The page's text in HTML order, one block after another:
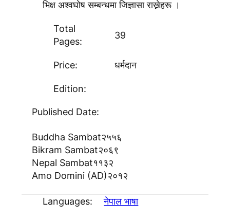
भिक्ष अश्वघाेष सम्बन्धमा जिज्ञासा राख्नेहरू ।
Total
Pages:
39
Price: धर्मदान
Edition:
Published Date:
Buddha Sambat२५५६
Bikram Sambat२०६९
Nepal Sambat११३२
Amo Domini (AD)२०१२
Languages: नेपाल भाषा